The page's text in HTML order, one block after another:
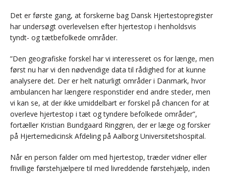
Det er første gang, at forskerne bag Dansk Hjertestopregister
har undersøgt overlevelsen efter hjertestop i henholdsvis
tyndt- og tætbefolkede områder.
”Den geografiske forskel har vi interesseret os for længe, men
først nu har vi den nødvendige data til rådighed for at kunne
analysere det. Der er helt naturligt områder i Danmark, hvor
ambulancen har længere responstider end andre steder, men
vi kan se, at der ikke umiddelbart er forskel på chancen for at
overleve hjertestop i tæt og tyndere befolkede områder”,
fortæller Kristian Bundgaard Ringgren, der er læge og forsker
på Hjertemedicinsk Afdeling på Aalborg Universitetshospital.
Når en person falder om med hjertestop, træder vidner eller
frivillige førstehjælpere til med livreddende førstehjælp, inden